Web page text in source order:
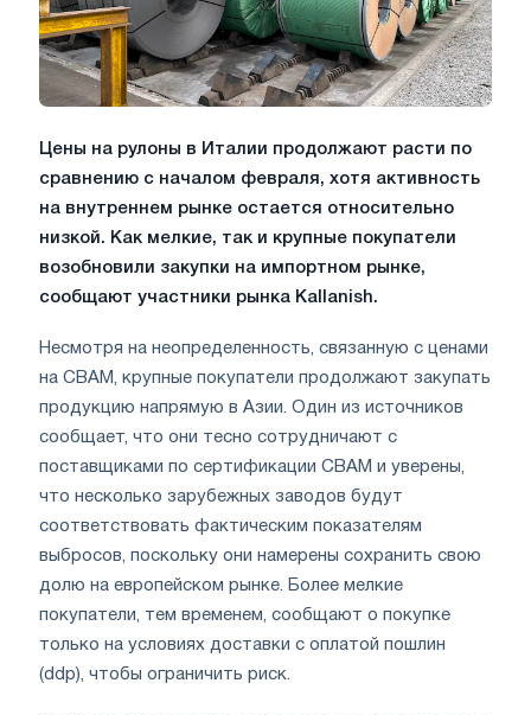
Цены на рулоны в Италии продолжают расти по
сравнению с началом февраля, хотя активность
на внутреннем рынке остается относительно
низкой. Как мелкие, так и крупные покупатели
возобновили закупки на импортном рынке,
сообщают участники рынка Kallanish.
Несмотря на неопределенность, связанную с ценами
на CBAM, крупные покупатели продолжают закупать
продукцию напрямую в Азии. Один из источников
сообщает, что они тесно сотрудничают с
поставщиками по сертификации CBAM и уверены,
что несколько зарубежных заводов будут
соответствовать фактическим показателям
выбросов, поскольку они намерены сохранить свою
долю на европейском рынке. Более мелкие
покупатели, тем временем, сообщают о покупке
только на условиях доставки с оплатой пошлин
(ddp), чтобы ограничить риск.